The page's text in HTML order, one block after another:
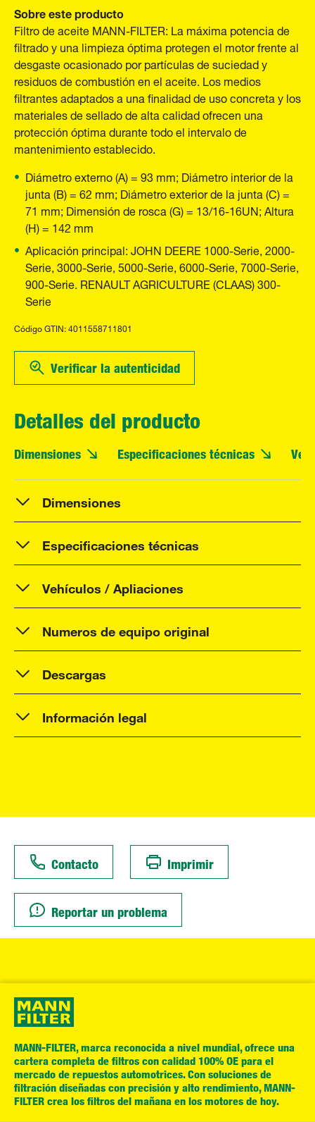
Sobre este producto
Filtro de aceite MANN-FILTER: La máxima potencia de
filtrado y una limpieza óptima protegen el motor frente al
desgaste ocasionado por partículas de suciedad y
residuos de combustión en el aceite. Los medios
filtrantes adaptados a una finalidad de uso concreta y los
materiales de sellado de alta calidad ofrecen una
protección óptima durante todo el intervalo de
mantenimiento establecido.
Diámetro externo (A) = 93 mm; Diámetro interior de la
junta (B) = 62 mm; Diámetro exterior de la junta (C) =
71 mm; Dimensión de rosca (G) = 13/16-16UN; Altura
(H) = 142 mm
Aplicación principal: JOHN DEERE 1000-Serie, 2000-
Serie, 3000-Serie, 5000-Serie, 6000-Serie, 7000-Serie,
900-Serie. RENAULT AGRICULTURE (CLAAS) 300-
Serie
Código GTIN: 4011558711801
Verificar la autenticidad
Detalles del producto
Dimensiones Especificaciones técnicas
Dimensiones
Especificaciones técnicas
Vehículos / Apliaciones
Numeros de equipo original
Descargas
Información legal
Contacto Imprimir
Reportar un problema
MANN-FILTER, marca reconocida a nivel mundial, ofrece una
cartera completa de filtros con calidad 100% OE para el
mercado de repuestos automotrices. Con soluciones de
filtración diseñadas con precisión y alto rendimiento, MANN-
FILTER crea los filtros del mañana en los motores de hoy.